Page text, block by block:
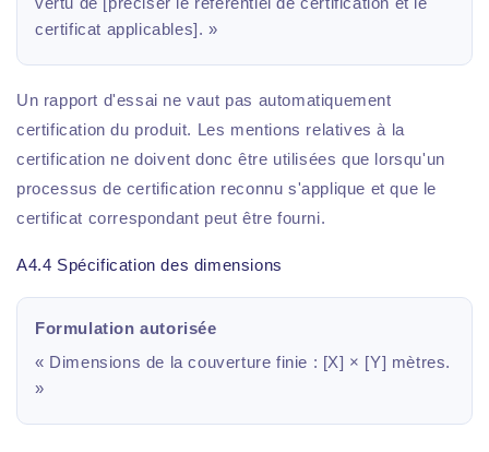
certificat applicables]. »
Un rapport d'essai ne vaut pas automatiquement
certification du produit. Les mentions relatives à la
certification ne doivent donc être utilisées que lorsqu'un
processus de certification reconnu s'applique et que le
certificat correspondant peut être fourni.
A4.4 Spécification des dimensions
Formulation autorisée
« Dimensions de la couverture finie : [X] × [Y] mètres.
»